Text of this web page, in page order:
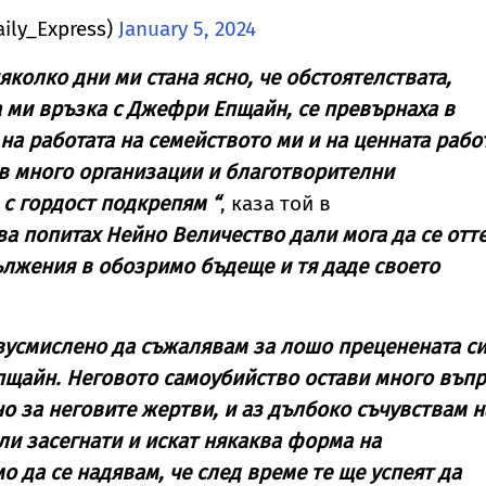
January 5, 2024
дни ми стана ясно, че обстоятелствата,
ми връзка с Джефри Епщайн, се превърнаха в
работата на семейството ми и на ценната
много организации и благотворителни
гордост подкрепям “, каза той в
попитах Нейно Величество дали мога да се
в обозримо бъдеще и тя даде своето
да съжалявам за лошо преценената си
Неговото самоубийство остави много
за неговите жертви, и аз дълбоко съчувствам
засегнати и искат някаква форма на
да се надявам, че след време те ще успеят да